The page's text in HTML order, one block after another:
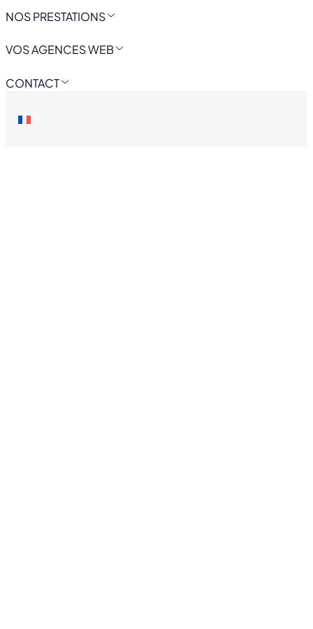
NOS PRESTATIONS
VOS AGENCES WEB
CONTACT